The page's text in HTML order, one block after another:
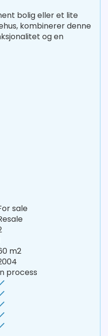
bolig eller et lite
kombinerer denne
og en
sale
m2
process